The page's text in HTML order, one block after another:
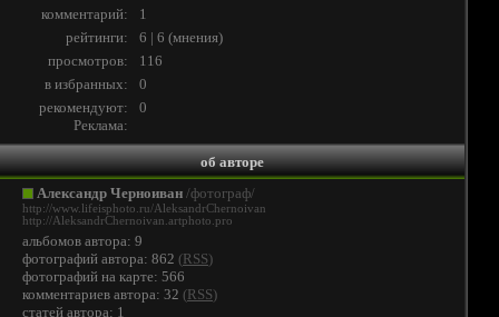
комментарий:
1
рейтинги:
6 | 6 (мнения)
просмотров:
116
в избранных:
0
рекомендуют:
0
Реклама:
об авторе
Александр Черноиван /фотограф/
http://www.lifeisphoto.ru/AleksandrChernoivan
http://AleksandrChernoivan.artphoto.pro
альбомов автора: 9
фотографий автора: 862 (RSS)
фотографий на карте: 566
комментариев автора: 32 (RSS)
статей автора: 1